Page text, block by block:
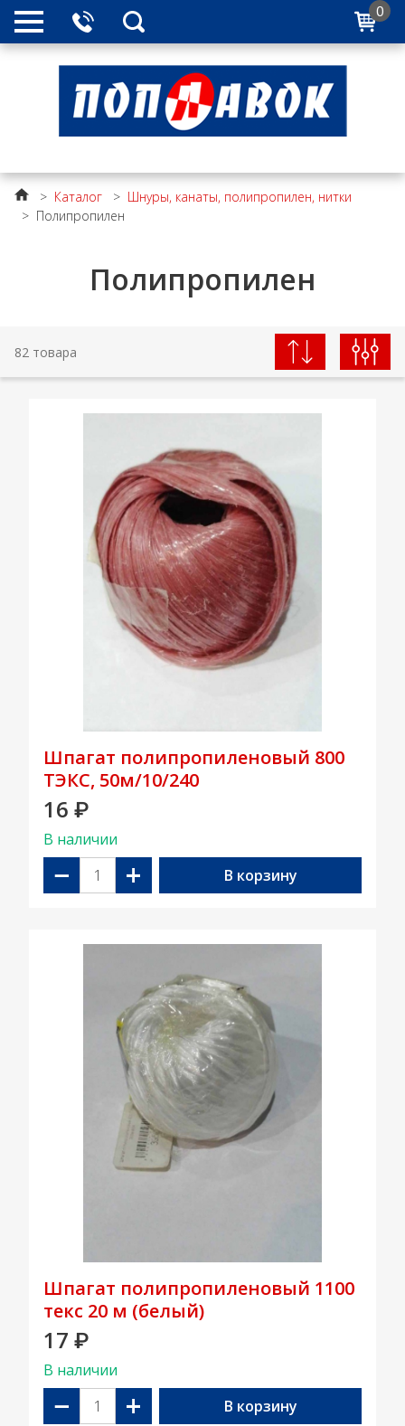
0
> Каталог > Шнуры, канаты, полипропилен, нитки
> Полипропилен
Полипропилен
82 товара
Шпагат полипропиленовый 800
ТЭКС, 50м/10/240
16 ₽
В наличии
− + В корзину
Шпагат полипропиленовый 1100
текс 20 м (белый)
17 ₽
В наличии
− + В корзину